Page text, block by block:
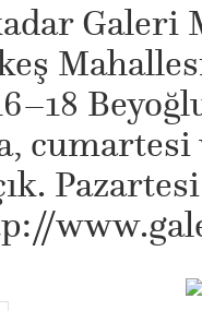
Galeri